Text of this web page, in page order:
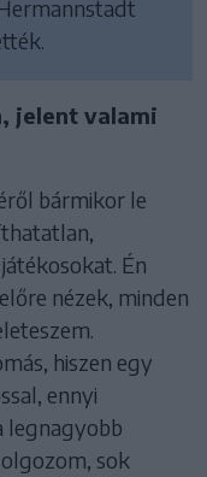
jelent valami
bármikor le
Én
nézek, minden
hiszen egy
ennyi
legnagyobb
sok